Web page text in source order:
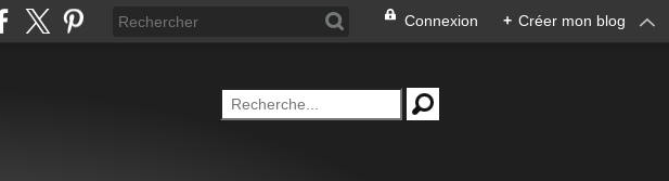
Connexion + Créer mon blog